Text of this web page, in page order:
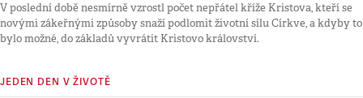
V poslední době nesmírně vzrostl počet nepřátel kříže Kristova, kteří se
novými zákeřnými způsoby snaží podlomit životní sílu Církve, a kdyby to
bylo možné, do základů vyvrátit Kristovo království.
JEDEN DEN V ŽIVOTĚ